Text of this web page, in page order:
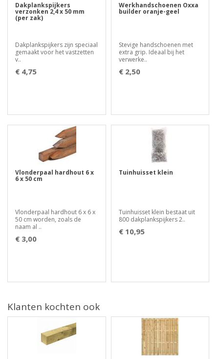
Dakplankspijkers
verzonken 2,4 x 50 mm
(per zak)
Dakplankspijkers zijn speciaal
gemaakt voor het vastzetten
v..
€ 4,75
Werkhandschoenen Oxxa
builder oranje-geel
Stevige handschoenen met
extra grip. Ideaal bij het
verwerke..
€ 2,50
Vlonderpaal hardhout 6 x
6 x 50 cm
Vlonderpaal hardhout 6 x 6 x
50 cm worden, zoals de
naam al ..
€ 3,00
Tuinhuisset klein
Tuinhuisset klein bestaat uit
800 dakplankspijkers 2..
€ 10,95
Klanten kochten ook